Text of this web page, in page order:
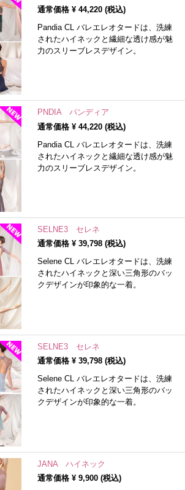
通常価格 ¥ 44,220(税込)
Pandia CL バレエレオタードは、洗練
されたハイネックと繊細な透け感が魅
力のスリーブレスデザイン。
PNDIA パンディア
通常価格 ¥ 44,220(税込)
Pandia CL バレエレオタードは、洗練
されたハイネックと繊細な透け感が魅
力のスリーブレスデザイン。
SELNE3 セレネ
通常価格 ¥ 39,798(税込)
Selene CL バレエレオタードは、洗練
されたハイネックと深い三角形のバッ
クデザインが印象的な一着。
SELNE3 セレネ
通常価格 ¥ 39,798(税込)
Selene CL バレエレオタードは、洗練
されたハイネックと深い三角形のバッ
クデザインが印象的な一着。
JANA ハイネック
通常価格 ¥ 9,900(税込)